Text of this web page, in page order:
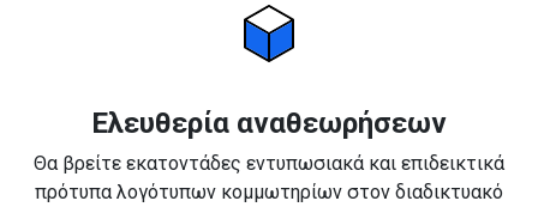
Ελευθερία αναθεωρήσεων
Θα βρείτε εκατοντάδες εντυπωσιακά και επιδεικτικά
πρότυπα λογότυπων κομμωτηρίων στον διαδικτυακό